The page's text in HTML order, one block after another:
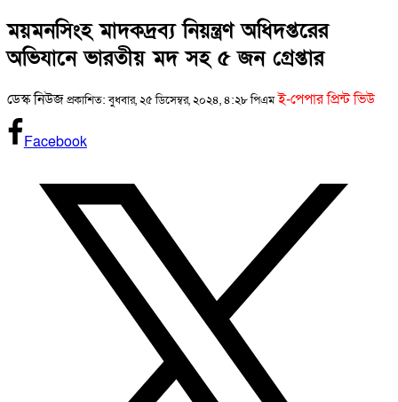
ময়মনসিংহ মাদকদ্রব্য নিয়ন্ত্রণ অধিদপ্তরের
অভিযানে ভারতীয় মদ সহ ৫ জন গ্রেপ্তার
ডেস্ক নিউজপ্রকাশিত: বুধবার, ২৫ ডিসেম্বর, ২০২৪, ৪:২৮ পিএম ই-পেপার প্রিন্ট ভিউ
Facebook